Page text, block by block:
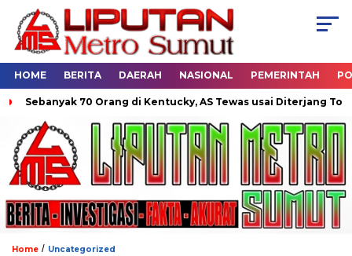
HOME BERITA DAERAH NASIONAL PEMERINTAH
70 Orang di Kentucky, AS Tewas usai Diterjang Tornado Dahsyat
Home / Uncategorized